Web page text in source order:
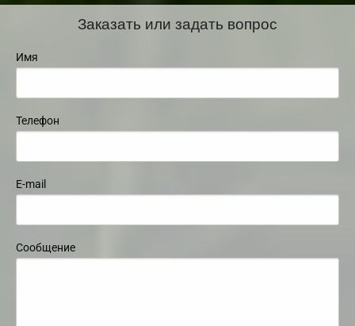
Заказать или задать вопрос
Имя
Телефон
E-mail
Сообщение